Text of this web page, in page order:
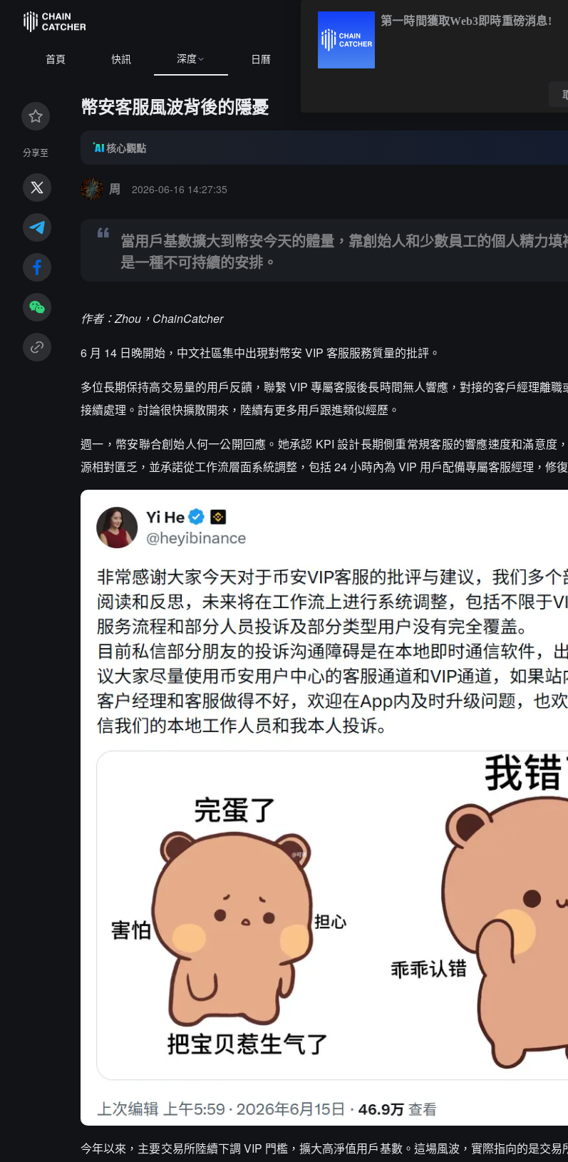
首頁 快訊 深度 日曆
分享至
幣安客服風波背後的隱憂
核心觀點
周 2026-06-16 14:27:35
當用戶基數擴大到幣安今天的體量，靠創始人和少數員工的個人精力
是一種不可持續的安排。
作者：Zhou，ChainCatcher
6 月 14 日晚開始，中文社區集中出現對幣安 VIP 客服服務質量的批評。
多位長期保持高交易量的用戶反饋，聯繫 VIP 專屬客服後長時間無人響應，對接的客戶經理離
接續處理。討論很快擴散開來，陸續有更多用戶跟進類似經歷。
週一，幣安聯合創始人何一公開回應。她承認 KPI 設計長期側重常規客服的響應速度和滿意度
源相對匱乏，並承諾從工作流層面系統調整，包括 24 小時內為 VIP 用戶配備專屬客服經理，修
今年以來，主要交易所陸續下調 VIP 門檻，擴大高淨值用戶基數。這場風波，實際指向的是交
第一時間獲取Web3即時重磅消息!